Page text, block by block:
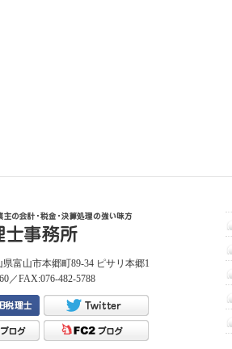
県富山市本郷町89-34 ピサリ本郷1
／FAX:076-482-5788